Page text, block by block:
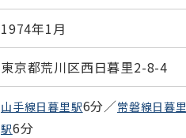
1974年1月
東京都荒川区西日暮里2-8-4
山手線日暮里駅6分／常磐線日暮
駅6分